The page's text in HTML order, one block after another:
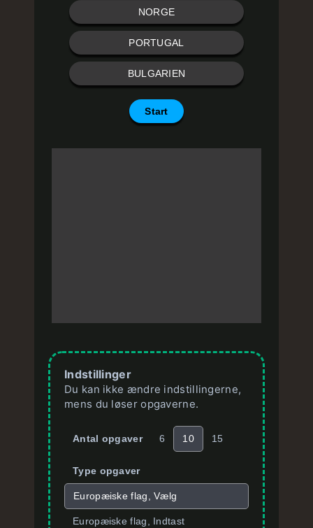
NORGE
PORTUGAL
BULGARIEN
Start
Indstillinger
Du kan ikke ændre indstillingerne,
mens du løser opgaverne.
Antal opgaver 6 10 15
Type opgaver
Europæiske flag, Vælg
Europæiske flag, Indtast